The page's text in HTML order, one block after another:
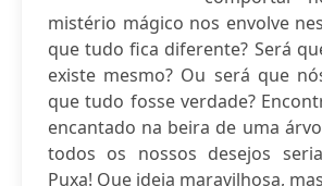
mistério mágico nos envolve
que tudo fica diferente? Será
existe mesmo? Ou será que
que tudo fosse verdade?
encantado na beira de uma
todos os nossos desejos
Puxa! Que ideia maravilhosa,